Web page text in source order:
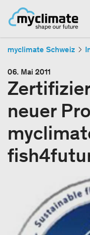
myclimate Schweiz
06. Mai 2011
neuer